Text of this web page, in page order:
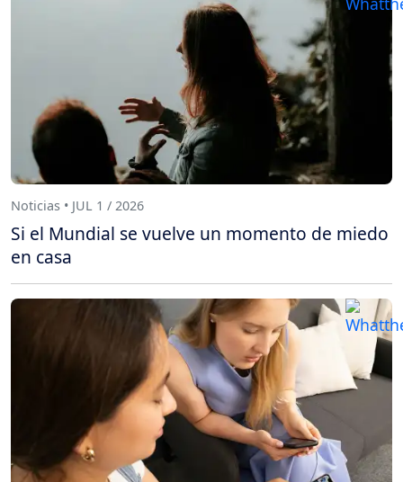
Noticias • JUL 1 / 2026
Si el Mundial se vuelve un momento de miedo
en casa